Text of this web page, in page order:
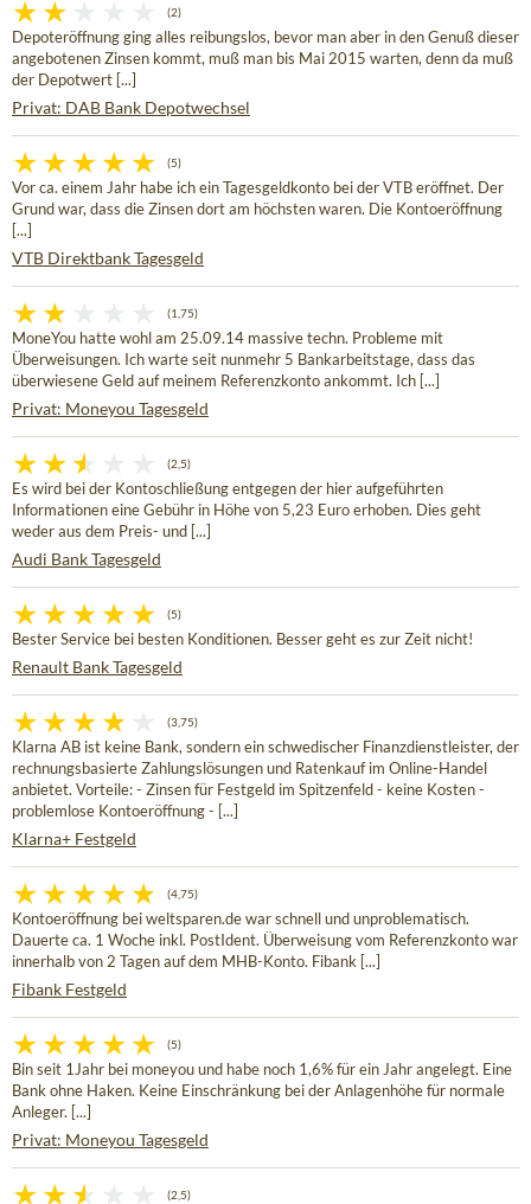
(2)
Depoteröffnung ging alles reibungslos, bevor man aber in den Genuß dieser
angebotenen Zinsen kommt, muß man bis Mai 2015 warten, denn da muß
der Depotwert [...]
Privat: DAB Bank Depotwechsel
(5)
Vor ca. einem Jahr habe ich ein Tagesgeldkonto bei der VTB eröffnet. Der
Grund war, dass die Zinsen dort am höchsten waren. Die Kontoeröffnung
[...]
VTB Direktbank Tagesgeld
(1,75)
MoneYou hatte wohl am 25.09.14 massive techn. Probleme mit
Überweisungen. Ich warte seit nunmehr 5 Bankarbeitstage, dass das
überwiesene Geld auf meinem Referenzkonto ankommt. Ich [...]
Privat: Moneyou Tagesgeld
(2,5)
Es wird bei der Kontoschließung entgegen der hier aufgeführten
Informationen eine Gebühr in Höhe von 5,23 Euro erhoben. Dies geht
weder aus dem Preis- und [...]
Audi Bank Tagesgeld
(5)
Bester Service bei besten Konditionen. Besser geht es zur Zeit nicht!
Renault Bank Tagesgeld
(3,75)
Klarna AB ist keine Bank, sondern ein schwedischer Finanzdienstleister, der
rechnungsbasierte Zahlungslösungen und Ratenkauf im Online-Handel
anbietet. Vorteile: - Zinsen für Festgeld im Spitzenfeld - keine Kosten -
problemlose Kontoeröffnung - [...]
Klarna+ Festgeld
(4,75)
Kontoeröffnung bei weltsparen.de war schnell und unproblematisch.
Dauerte ca. 1 Woche inkl. PostIdent. Überweisung vom Referenzkonto war
innerhalb von 2 Tagen auf dem MHB-Konto. Fibank [...]
Fibank Festgeld
(5)
Bin seit 1Jahr bei moneyou und habe noch 1,6% für ein Jahr angelegt. Eine
Bank ohne Haken. Keine Einschränkung bei der Anlagenhöhe für normale
Anleger. [...]
Privat: Moneyou Tagesgeld
(2,5)